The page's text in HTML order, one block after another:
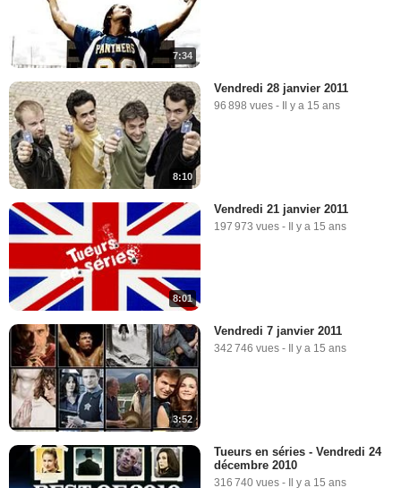
7:34
8:10
Vendredi 28 janvier 2011
96 898 vues - Il y a 15 ans
8:01
Vendredi 21 janvier 2011
197 973 vues - Il y a 15 ans
3:52
Vendredi 7 janvier 2011
342 746 vues - Il y a 15 ans
Tueurs en séries - Vendredi 24
décembre 2010
316 740 vues - Il y a 15 ans